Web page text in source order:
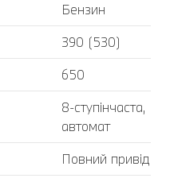
Бензин
390 (530)
650
8-ступінчаста,
автомат
Повний привід